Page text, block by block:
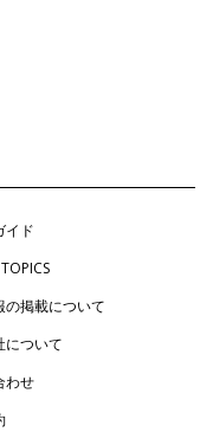
イド
の掲載について
について
わせ